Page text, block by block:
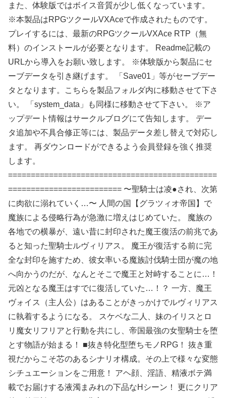
また、体験版ではボイス音質が少し低くなっています。
※本製品はRPGツクールVXAceで作成されたものです。
プレイするには、最新のRPGツクールVXAce RTP（無
料）のインストールが必要となります。 Readme記載の
URLから導入をお願い致します。 ※体験版から製品にセ
ーブデータを引き継げます。 「Save01」等がセーブデー
タとなります。こちらを製品フォルダ内に移動させて下さ
い。 「system_data」も同様に移動させて下さい。 ※ア
ップデート情報はサークルブログにて告知します。 デー
タ追加や不具合修正等には、製品データ差し替えで対応し
ます。 再ダウンロードができるよう会員登録を強く推奨
します。
==============================================
========================= 〜聖騎士は凌●され、次第
に肉欲に溺れていく…〜 人間の国【グラツィオ帝国】で
魔族による侵略行為が急激に増えはじめていた。 魔族の
各地での横暴が、遠い昔に封印された魔王復活の前兆であ
ると知った聖騎士ルヴィリアス。 魔王が復活する前に完
全な封印を施すため、彼女率いる魔族討伐騎士団が魔の地
へ向かうのだが、なんとそこで魔王と対峙することに…！
元凶となる魔王はすでに復活していた…！？ 一方、魔王
ヴォイス（主人公）はあることがきっかけでルヴィリアス
に執着するようになる。 スケベな二人、妹のイリスとロ
リ魔女リフリアと行動を共にし、帝国最強の女聖騎士を堕
とす物語が始まる！ ■抜き特化型堕ちモノRPG！ 抜き重
視だからこそ芯のあるシナリオ構成。その上で様々な変態
シチュエーションをご用意！ アヘ顔、淫語、精液ボテ満
載でお届けする液濁まみれの下品なHシーン！ 更にクリア